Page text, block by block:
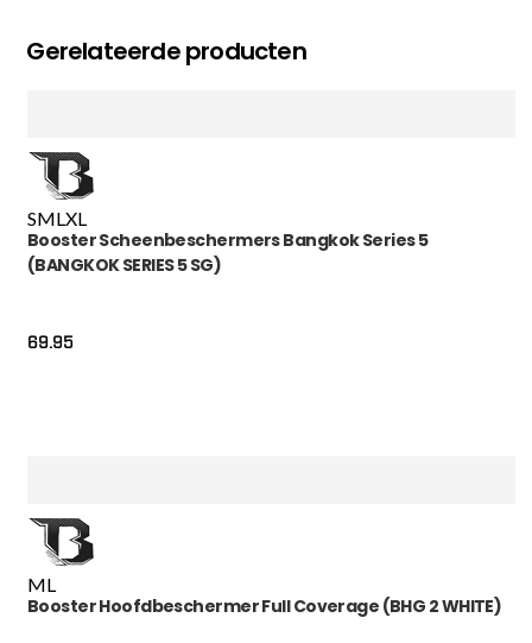
Gerelateerde producten
SMLXL
Booster Scheenbeschermers Bangkok Series 5
(BANGKOK SERIES 5 SG)
69.95
ML
Booster Hoofdbeschermer Full Coverage (BHG 2 WHITE)